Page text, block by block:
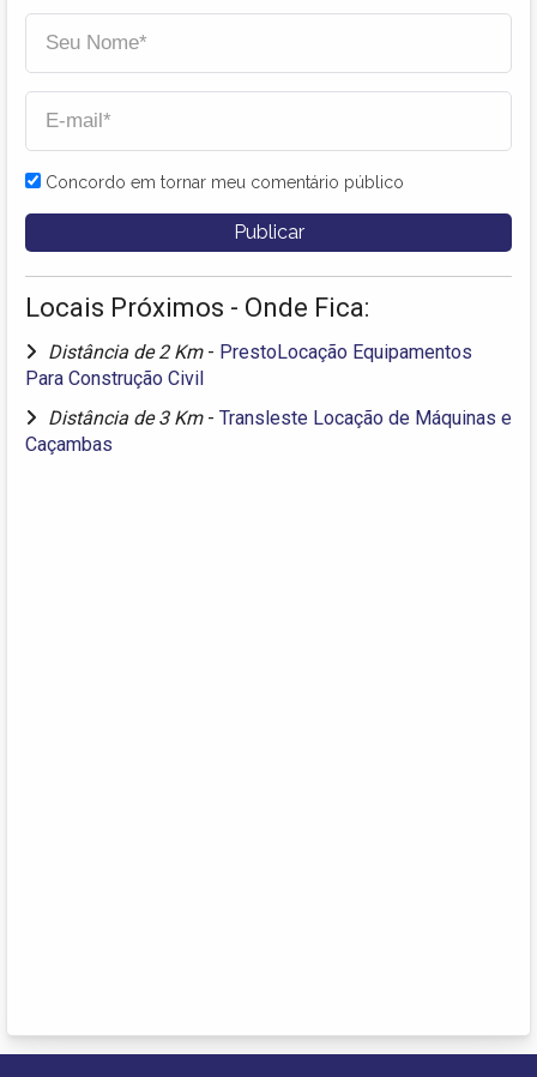
Concordo em tornar meu comentário público
Locais Próximos - Onde Fica:
Distância de 2 Km - PrestoLocação Equipamentos
Para Construção Civil
Distância de 3 Km - Transleste Locação de Máquinas e
Caçambas